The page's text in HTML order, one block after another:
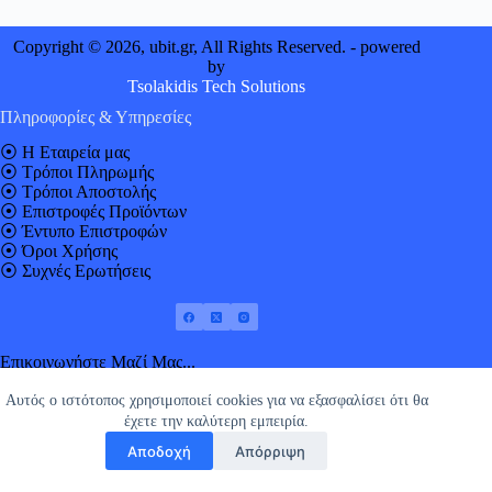
Αυτός ο ιστότοπος χρησιμοποιεί cookies για να εξασφαλίσει ότι θα
έχετε την καλύτερη εμπειρία.
Αποδοχή Απόρριψη
Copyright © 2026, ubit.gr, All Rights Reserved. - powered
by
Tsolakidis Tech Solutions
Πληροφορίες & Υπηρεσίες
⦿ Η Εταιρεία μας
⦿ Τρόποι Πληρωμής
⦿ Τρόποι Αποστολής
⦿ Επιστροφές Προϊόντων
⦿Έντυπο Επιστροφών
⦿Όροι Χρήσης
⦿ Συχνές Ερωτήσεις
Επικοινωνήστε Μαζί Μας...
Πέτρου Συνδίκα 43